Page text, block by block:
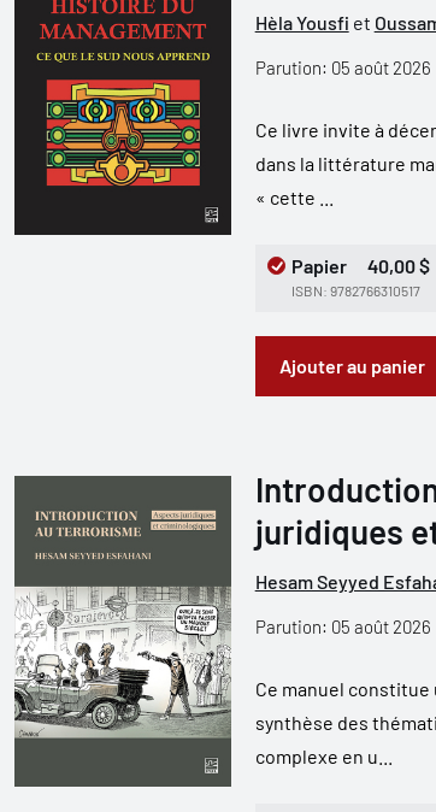
Hèla Yousfi et
Parution: 05 août 2026
Ce livre invite à
dans la littérature
« cette ...
Papier 40,00 $
ISBN: 9782766310517
Ajouter au panier
juridiques
Hesam Seyyed
Parution: 05 août 2026
Ce manuel constitue
synthèse des
complexe en u...